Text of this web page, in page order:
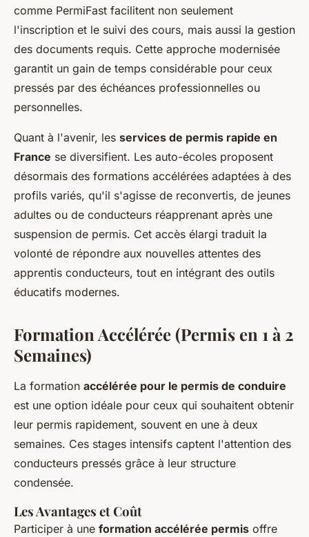
comme PermiFast facilitent non seulement
l'inscription et le suivi des cours, mais aussi la gestion
des documents requis. Cette approche modernisée
garantit un gain de temps considérable pour ceux
pressés par des échéances professionnelles ou
personnelles.
Quant à l'avenir, les services de permis rapide en
France se diversifient. Les auto-écoles proposent
désormais des formations accélérées adaptées à des
profils variés, qu'il s'agisse de reconvertis, de jeunes
adultes ou de conducteurs réapprenant après une
suspension de permis. Cet accès élargi traduit la
volonté de répondre aux nouvelles attentes des
apprentis conducteurs, tout en intégrant des outils
éducatifs modernes.
Formation Accélérée (Permis en 1 à 2
Semaines)
La formation accélérée pour le permis de conduire
est une option idéale pour ceux qui souhaitent obtenir
leur permis rapidement, souvent en une à deux
semaines. Ces stages intensifs captent l'attention des
conducteurs pressés grâce à leur structure
condensée.
Les Avantages et Coût
Participer à une formation accélérée permis offre